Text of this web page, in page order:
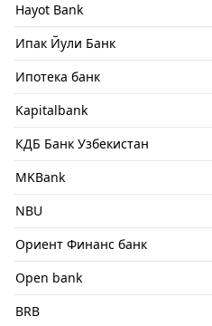
Hayot Bank
Ипак Йули Банк
Ипотека банк
Kapitalbank
КДБ Банк Узбекистан
MKBank
NBU
Ориент Финанс банк
Open bank
BRB